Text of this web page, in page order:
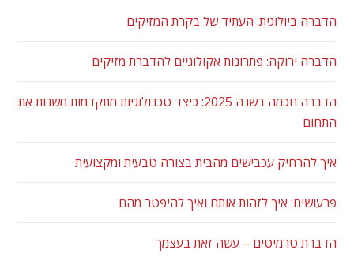
הדברה ביולוגית: העתיד של בקרת המזיקים
הדברה ירוקה: פתרונות אקולוגיים להדברת מזיקים
הדברה חכמה בשנה 2025: כיצד טכנולוגיות מתקדמות משנות את
התחום
איך להרחיק עכבישים מהבית בצורה טבעית ומקצועית
פרעושים: איך לזהות אותם ואיך להיפטר מהם
הדברת טרמיטים – עשה זאת בעצמך